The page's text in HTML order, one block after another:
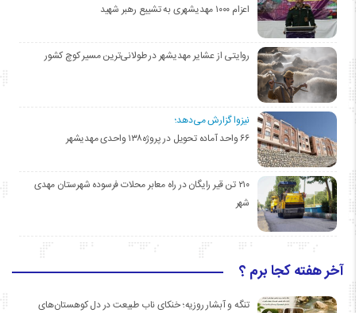
اعزام ۱۰۰۰ مهدیشهری به تشییع رهبر شهید
روایتی از عشایر مهدیشهر در طولانی‌ترین مسیر کوچ کشور
نیزوا گزارش می‌دهد؛
۶۶ واحد آماده تحویل در پروژه۱۳۸ واحدی مهدیشهر
۲۱۰ تن قیر رایگان در راه معابر محلات فرسوده شهرستان مهدی
شهر
آخر هفته کجا برم ؟
تنگه و آبشار روزیه؛ خنکای ناب طبیعت در دل کوهستان‌های